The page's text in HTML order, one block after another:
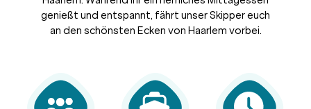
genießt und entspannt, fährt unser Skipper euch
an den schönsten Ecken von Haarlem vorbei.